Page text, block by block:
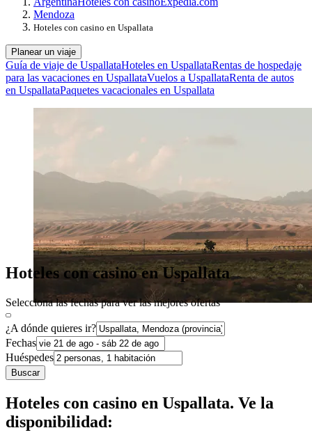
Mendoza
Hoteles con casino en Uspallata
Planear un viaje
Guía de viaje de UspallataHoteles en UspallataRentas de hospedaje
para las vacaciones en UspallataVuelos a UspallataRenta de autos
en UspallataPaquetes vacacionales en Uspallata
Hoteles con casino en Uspallata
Selecciona las fechas para ver las mejores ofertas
¿A dónde quieres ir?
Fechas
Huéspedes
Buscar
Hoteles con casino en Uspallata. Ve la
disponibilidad: